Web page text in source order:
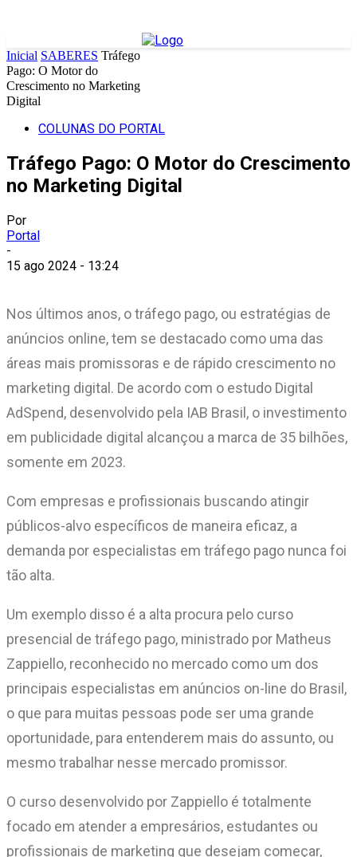
Inicial SABERES Tráfego
Pago: O Motor do
Crescimento no Marketing
Digital
COLUNAS DO PORTAL
Tráfego Pago: O Motor do Crescimento
no Marketing Digital
Por
Portal
-
15 ago 2024 - 13:24
Nos últimos anos, o tráfego pago, ou estratégias de
anúncios online, tem se destacado como uma das
áreas mais promissoras e de rápido crescimento no
marketing digital. De acordo com o estudo Digital
AdSpend, desenvolvido pela IAB Brasil, o investimento
em publicidade digital alcançou a marca de 35 bilhões,
somente em 2023.
Com empresas e profissionais buscando atingir
públicos-alvo específicos de maneira eficaz, a
demanda por especialistas em tráfego pago nunca foi
tão alta.
Um exemplo disso é a alta procura pelo curso
presencial de tráfego pago, ministrado por Matheus
Zappiello, reconhecido no mercado como um dos
principais especialistas em anúncios on-line do Brasil,
o que para muitas pessoas pode ser uma grande
oportunidade, para entenderem mais do assunto, ou
mesmo trabalhar nesse mercado promissor.
O curso desenvolvido por Zappiello é totalmente
focado em atender a empresários, estudantes ou
profissionais de marketing que desejam começar,